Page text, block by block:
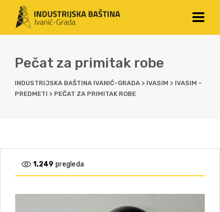
Pečat za primitak robe
INDUSTRIJSKA BAŠTINA IVANIĆ-GRADA > IVASIM > IVASIM -
PREDMETI > PEČAT ZA PRIMITAK ROBE
1,249 pregleda